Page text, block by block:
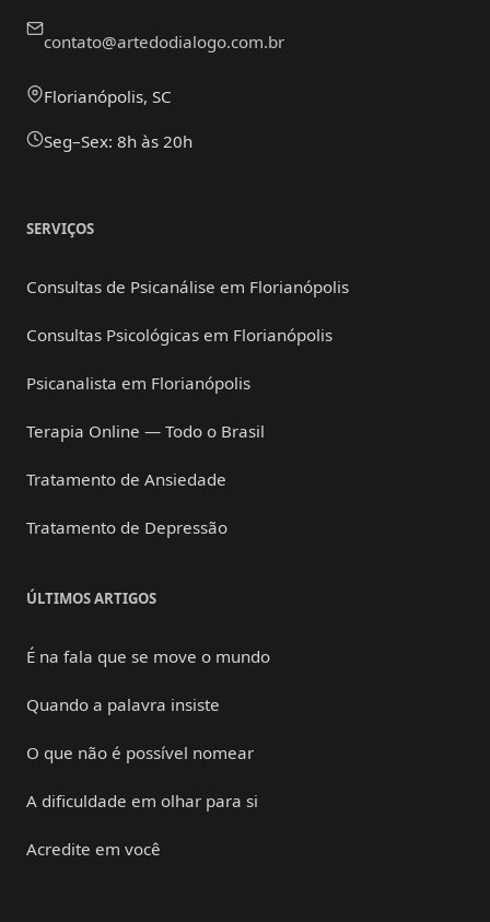
contato@artedodialogo.com.br
Florianópolis, SC
Seg–Sex: 8h às 20h
SERVIÇOS
Consultas de Psicanálise em Florianópolis
Consultas Psicológicas em Florianópolis
Psicanalista em Florianópolis
Terapia Online — Todo o Brasil
Tratamento de Ansiedade
Tratamento de Depressão
ÚLTIMOS ARTIGOS
É na fala que se move o mundo
Quando a palavra insiste
O que não é possível nomear
A dificuldade em olhar para si
Acredite em você